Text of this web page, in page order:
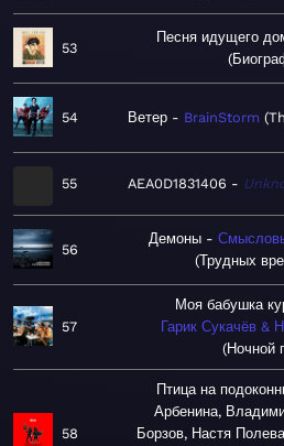
53
Песня идущего
54 Ветер BrainStorm
55 AEA0D1831406
56
Демоны
Трудных
57
Моя бабушка
Гарик Сукачёв &
Ночной
58
Птица на
Арбенина,
Борзов, Настя